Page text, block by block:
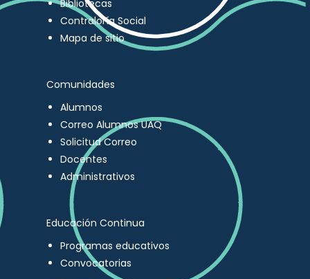
Bibliotecas
Contraloría Social
Mapa de sitio
Comunidades
Alumnos
Correo Alumnos UAQ
Solicitud Correo
Docentes
Administrativos
Educación Continua
Programas educativos
Convocatorias